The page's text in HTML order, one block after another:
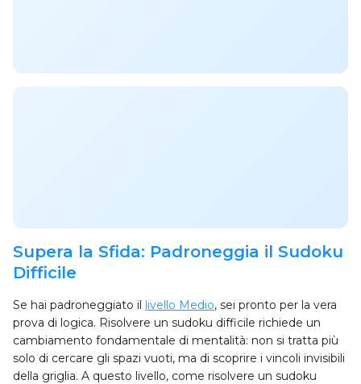
Supera la Sfida: Padroneggia il Sudoku
Difficile
Se hai padroneggiato il livello Medio, sei pronto per la vera
prova di logica. Risolvere un sudoku difficile richiede un
cambiamento fondamentale di mentalità: non si tratta più
solo di cercare gli spazi vuoti, ma di scoprire i vincoli invisibili
della griglia. A questo livello, come risolvere un sudoku